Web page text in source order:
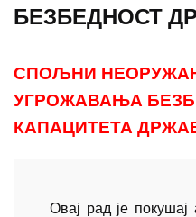
БЕЗБЕДНОСТ
СПОЉНИ
УГРОЖАВАЊА
КАПАЦИТЕТА
Овај рад је